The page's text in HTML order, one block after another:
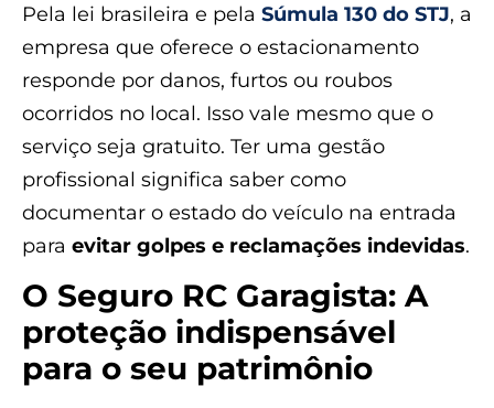
Pela lei brasileira e pela Súmula 130 do STJ, a
empresa que oferece o estacionamento
responde por danos, furtos ou roubos
ocorridos no local. Isso vale mesmo que o
serviço seja gratuito. Ter uma gestão
profissional significa saber como
documentar o estado do veículo na entrada
para evitar golpes e reclamações indevidas.
O Seguro RC Garagista: A
proteção indispensável
para o seu patrimônio